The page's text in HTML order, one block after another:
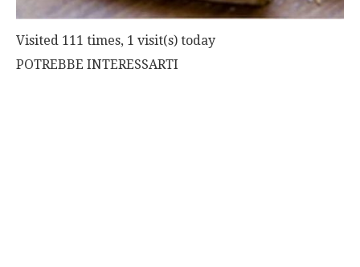
Visited 111 times, 1 visit(s) today
POTREBBE INTERESSARTI